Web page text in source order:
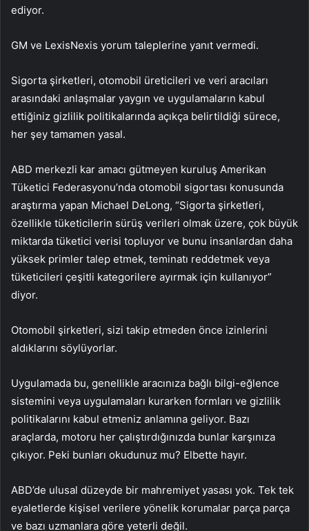
ediyor.
GM ve LexisNexis yorum taleplerine yanıt vermedi.
Sigorta şirketleri, otomobil üreticileri ve veri aracıları
arasındaki anlaşmalar yaygın ve uygulamaların kabul
ettiğiniz gizlilik politikalarında açıkça belirtildiği sürece,
her şey tamamen yasal.
ABD merkezli kar amacı gütmeyen kuruluş Amerikan
Tüketici Federasyonu’nda otomobil sigortası konusunda
araştırma yapan Michael DeLong, “Sigorta şirketleri,
özellikle tüketicilerin sürüş verileri olmak üzere, çok büyük
miktarda tüketici verisi topluyor ve bunu insanlardan daha
yüksek primler talep etmek, teminatı reddetmek veya
tüketicileri çeşitli kategorilere ayırmak için kullanıyor”
diyor.
Otomobil şirketleri, sizi takip etmeden önce izinlerini
aldıklarını söylüyorlar.
Uygulamada bu, genellikle aracınıza bağlı bilgi-eğlence
sistemini veya uygulamaları kurarken formları ve gizlilik
politikalarını kabul etmeniz anlamına geliyor. Bazı
araçlarda, motoru her çalıştırdığınızda bunlar karşınıza
çıkıyor. Peki bunları okudunuz mu? Elbette hayır.
ABD’de ulusal düzeyde bir mahremiyet yasası yok. Tek tek
eyaletlerde kişisel verilere yönelik korumalar parça parça
ve bazı uzmanlara göre yeterli değil.